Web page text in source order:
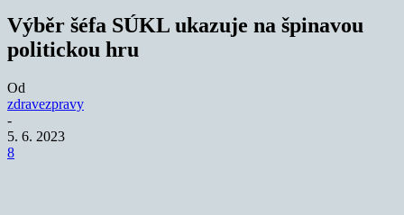
Výběr šéfa SÚKL ukazuje na špinavou
politickou hru
Od
zdravezpravy
-
5. 6. 2023
8